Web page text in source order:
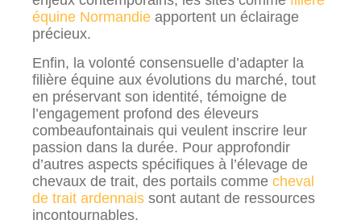
équine Normandie apportent un éclairage
précieux.
Enfin, la volonté consensuelle d’adapter la
filière équine aux évolutions du marché, tout
en préservant son identité, témoigne de
l’engagement profond des éleveurs
combeaufontainais qui veulent inscrire leur
passion dans la durée. Pour approfondir
d’autres aspects spécifiques à l’élevage de
chevaux de trait, des portails comme cheval
de trait ardennais sont autant de ressources
incontournables.